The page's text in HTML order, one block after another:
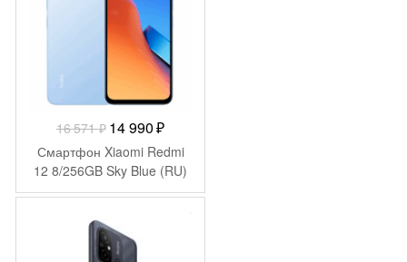
16 571₽ Первоначальная
цена
составляла
16
14 990₽Текущая
цена:
14
990 ₽.
Смартфон Xiaomi Redmi
12 8/256GB Sky Blue (RU)